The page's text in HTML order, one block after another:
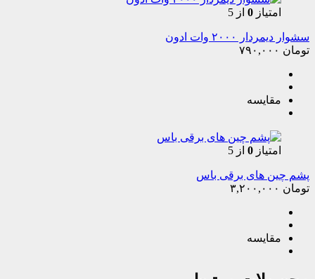
امتیاز 0 از 5
سشوار دیمردار ۲۰۰۰ وات ادون
تومان
مقایسه
امتیاز 0 از 5
پشم چین های برقی باس
تومان
مقایسه